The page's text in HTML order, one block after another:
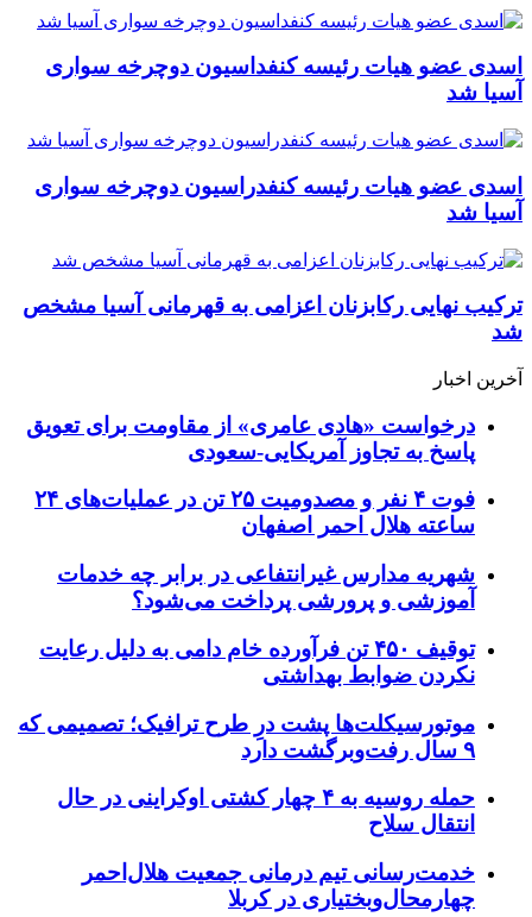
اسدی عضو هیات رئیسه کنفداسیون دوچرخه سواری
آسیا شد
اسدی عضو هیات رئیسه کنفدراسیون دوچرخه سواری
آسیا شد
ترکیب نهایی رکابزنان اعزامی به قهرمانی آسیا مشخص
شد
آخرین اخبار
درخواست «هادی عامری» از مقاومت برای تعویق
پاسخ به تجاوز آمریکایی-سعودی
فوت ۴ نفر و مصدومیت ۲۵ تن در عملیات‌های ۲۴
ساعته هلال احمر اصفهان
شهریه مدارس غیرانتفاعی در برابر چه خدمات
آموزشی و پرورشی پرداخت می‌شود؟
توقیف ۴۵۰ تن فرآورده خام دامی به دلیل رعایت
نکردن ضوابط بهداشتی
موتورسیکلت‌ها پشت درِ طرح ترافیک؛ تصمیمی که
۹ سال رفت‌وبرگشت دارد
حمله روسیه به ۴ چهار کشتی اوکراینی در حال
انتقال سلاح
خدمت‌رسانی تیم درمانی جمعیت هلال‌احمر
چهارمحال‌وبختیاری در کربلا